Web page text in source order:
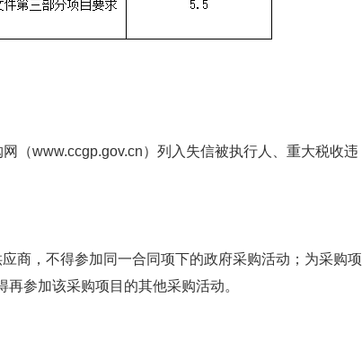
（www.ccgp.gov.cn）列入失信被执行人、重大税收违
商，不得参加同一合同项下的政府采购活动；为采购项
参加该采购项目的其他采购活动。